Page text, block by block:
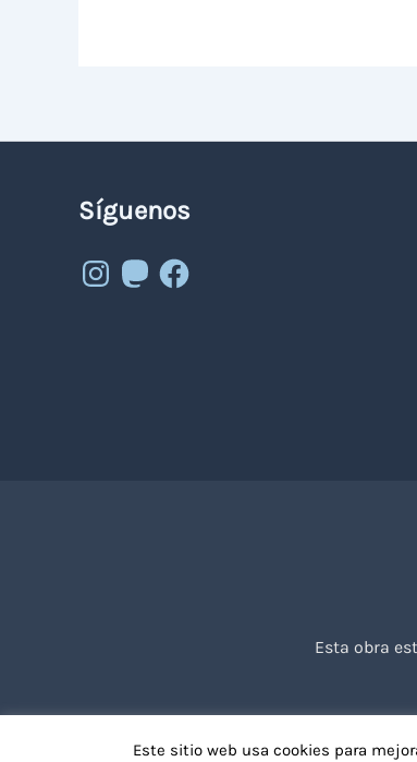
Síguenos
Instagram
MastodonFacebook
Esta obra
Este sitio web usa cookies para